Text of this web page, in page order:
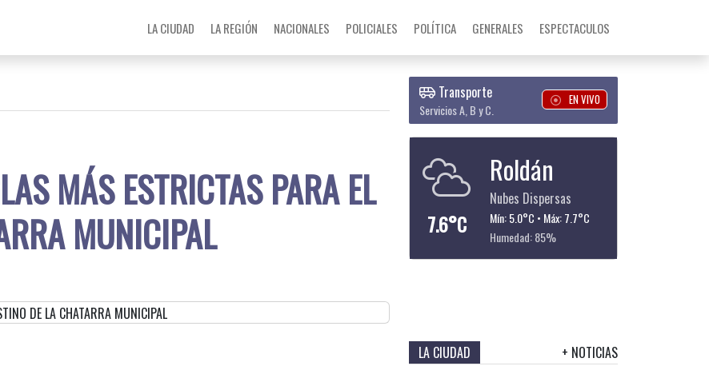
LA CIUDAD LA REGIÓN NACIONALES POLICIALES POLÍTICA GENERALES ESPECTACULOS
MÁS ESTRICTAS PARA EL
MUNICIPAL
Transporte
Servicios A, B y C.
EN VIVO
7.6°C
Roldán
Nubes Dispersas
Mín: 5.0°C • Máx: 7.7°C
Humedad: 85%
LA CIUDAD + NOTICIAS